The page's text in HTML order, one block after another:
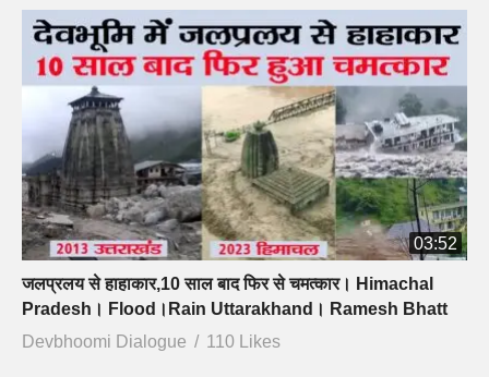
03:52
जलप्रलय से हाहाकार,10 साल बाद फिर से चमत्कार। Himachal
Pradesh। Flood।Rain Uttarakhand। Ramesh Bhatt
Devbhoomi Dialogue
110 Likes